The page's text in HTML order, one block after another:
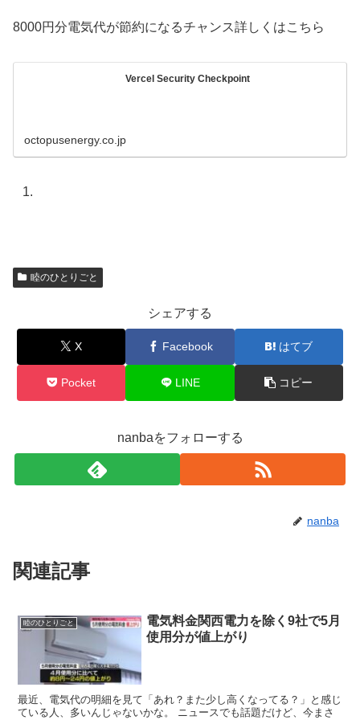
8000円分電気代が節約になるチャンス詳しくはこちら
Vercel Security Checkpoint
octopusenergy.co.jp
睦のひとりごと
シェアする
X Facebook はてブ
Pocket LINE コピー
nanbaをフォローする
nanba
関連記事
睦のひとりごと
電気料金関西電力を除く9社で5月
使用分が値上がり
最近、電気代の明細を見て「あれ？また少し高くなってる？」と感じ
ている人、多いんじゃないかな。 ニュースでも話題だけど、今まさ